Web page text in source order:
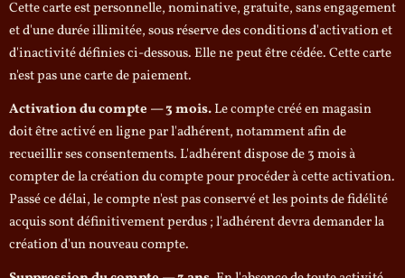
Cette carte est personnelle, nominative, gratuite, sans engagement
et d'une durée illimitée, sous réserve des conditions d'activation et
d'inactivité définies ci-dessous. Elle ne peut être cédée. Cette carte
n'est pas une carte de paiement.
Activation du compte — 3 mois.Le compte créé en magasin
doit être activé en ligne par l'adhérent, notamment afin de
recueillir ses consentements. L'adhérent dispose de 3 mois à
compter de la création du compte pour procéder à cette activation.
Passé ce délai, le compte n'est pas conservé et les points de fidélité
acquis sont définitivement perdus ; l'adhérent devra demander la
création d'un nouveau compte.